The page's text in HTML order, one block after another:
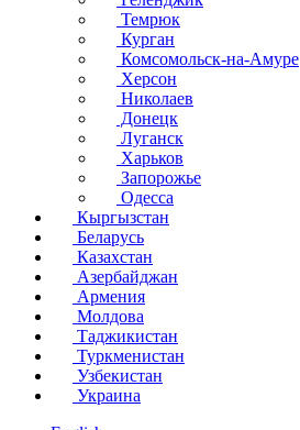
Темрюк
Курган
Комсомольск-на-Амуре
Херсон
Николаев
Донецк
Луганск
Харьков
Запорожье
Одесса
Кыргызстан
Беларусь
Казахстан
Азербайджан
Армения
Молдова
Таджикистан
Туркменистан
Узбекистан
Украина